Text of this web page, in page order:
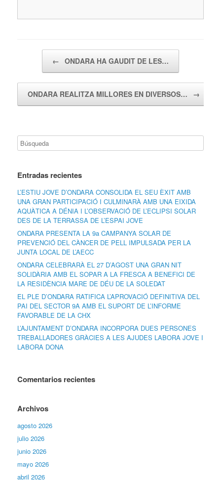
← ONDARA HA GAUDIT DE LES…
ONDARA REALITZA MILLORES EN DIVERSOS… →
Entradas recientes
L’ESTIU JOVE D’ONDARA CONSOLIDA EL SEU ÈXIT AMB
UNA GRAN PARTICIPACIÓ I CULMINARÀ AMB UNA EIXIDA
AQUÀTICA A DÉNIA I L’OBSERVACIÓ DE L’ECLIPSI SOLAR
DES DE LA TERRASSA DE L’ESPAI JOVE
ONDARA PRESENTA LA 9a CAMPANYA SOLAR DE
PREVENCIÓ DEL CÀNCER DE PELL IMPULSADA PER LA
JUNTA LOCAL DE L’AECC
ONDARA CELEBRARÀ EL 27 D’AGOST UNA GRAN NIT
SOLIDÀRIA AMB EL SOPAR A LA FRESCA A BENEFICI DE
LA RESIDÈNCIA MARE DE DÉU DE LA SOLEDAT
EL PLE D’ONDARA RATIFICA L’APROVACIÓ DEFINITIVA DEL
PAI DEL SECTOR 9A AMB EL SUPORT DE L’INFORME
FAVORABLE DE LA CHX
L’AJUNTAMENT D’ONDARA INCORPORA DUES PERSONES
TREBALLADORES GRÀCIES A LES AJUDES LABORA JOVE I
LABORA DONA
Comentarios recientes
Archivos
agosto 2026
julio 2026
junio 2026
mayo 2026
abril 2026